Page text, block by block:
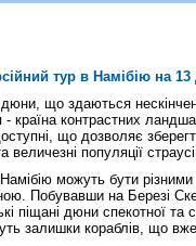
тур в Намібію на 13
дюни, що здаються
- країна контрастних
що дозволяє
величезні популяції
можуть бути
Побувавши на Березі
піщані дюни спекотної
залишки кораблів, що